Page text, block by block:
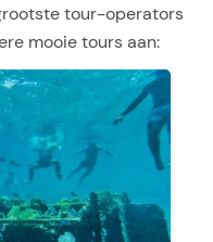
tour-operators
mooie tours aan: